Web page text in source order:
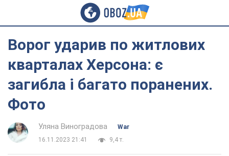
Ворог ударив по житлових
кварталах Херсона: є
загибла і багато поранених.
Фото
Уляна Виноградова
War
16.11.2023 21:41
9,4 т.